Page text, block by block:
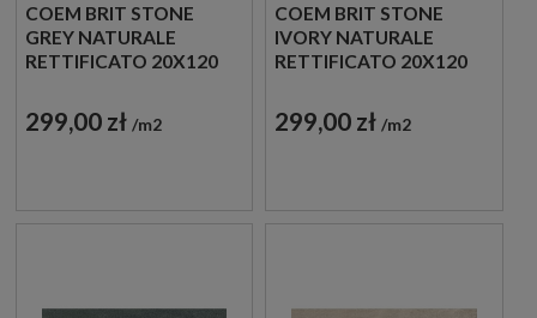
COEM BRIT STONE
GREY NATURALE
RETTIFICATO 20X120
GRESOWE KAMIENNE
299,00 zł m2
COEM BRIT STONE
IVORY NATURALE
RETTIFICATO 20X120
GRESOWE KAMIENNE
299,00 zł m2